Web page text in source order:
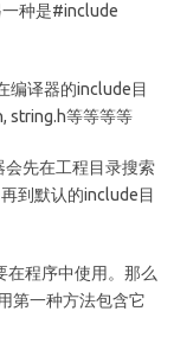
种是#include
编译器的include目
string.h等等等等
会先在工程目录搜索
到默认的include目
在程序中使用。那么
第一种方法包含它